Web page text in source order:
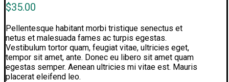
sobre 5
en
puntuaciones
de
clientes
$35.00
Pellentesque habitant morbi tristique senectus et
netus et malesuada fames ac turpis egestas.
Vestibulum tortor quam, feugiat vitae, ultricies eget,
tempor sit amet, ante. Donec eu libero sit amet quam
egestas semper. Aenean ultricies mi vitae est. Mauris
placerat eleifend leo.